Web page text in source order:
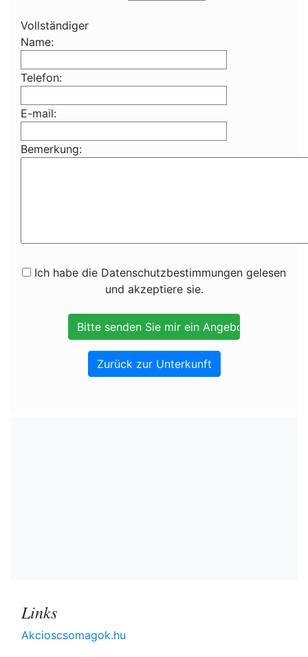
Vollständiger
Name:
Telefon:
E-mail:
Bemerkung:
Ich habe die Datenschutzbestimmungen gelesen
und akzeptiere sie.
Zurück zur Unterkunft
Links
Akcioscsomagok.hu